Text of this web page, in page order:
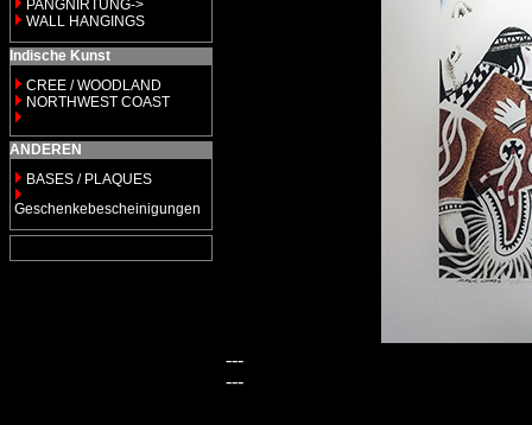
PANGNIRTUNG->
WALL HANGINGS
Indische Kunst
CREE / WOODLAND
NORTHWEST COAST
ANDEREN
BASES / PLAQUES
Geschenkebescheinigungen
---
---